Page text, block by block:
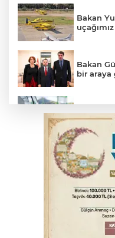
Bakan
Bakan
bir araya
YENİ
Çerçeve
Serbest